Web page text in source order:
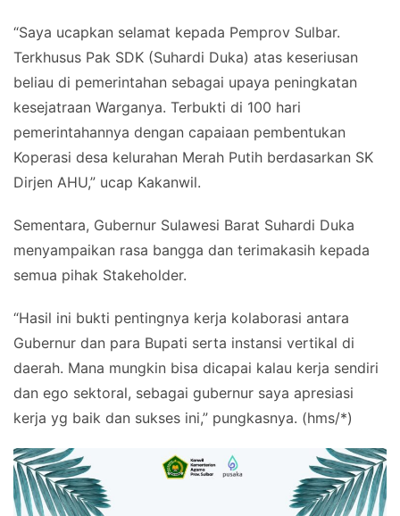
“Saya ucapkan selamat kepada Pemprov Sulbar.
Terkhusus Pak SDK (Suhardi Duka) atas keseriusan
beliau di pemerintahan sebagai upaya peningkatan
kesejatraan Warganya. Terbukti di 100 hari
pemerintahannya dengan capaiaan pembentukan
Koperasi desa kelurahan Merah Putih berdasarkan SK
Dirjen AHU,” ucap Kakanwil.
Sementara, Gubernur Sulawesi Barat Suhardi Duka
menyampaikan rasa bangga dan terimakasih kepada
semua pihak Stakeholder.
“Hasil ini bukti pentingnya kerja kolaborasi antara
Gubernur dan para Bupati serta instansi vertikal di
daerah. Mana mungkin bisa dicapai kalau kerja sendiri
dan ego sektoral, sebagai gubernur saya apresiasi
kerja yg baik dan sukses ini,” pungkasnya. (hms/*)